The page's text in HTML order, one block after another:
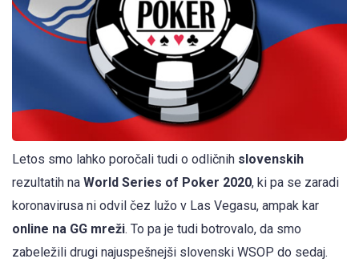
Letos smo lahko poročali tudi o odličnih slovenskih
rezultatih na World Series of Poker 2020, ki pa se zaradi
koronavirusa ni odvil čez lužo v Las Vegasu, ampak kar
online na GG mreži. To pa je tudi botrovalo, da smo
zabeležili drugi najuspešnejši slovenski WSOP do sedaj.